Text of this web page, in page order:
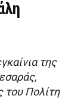
της
του Πολίτη